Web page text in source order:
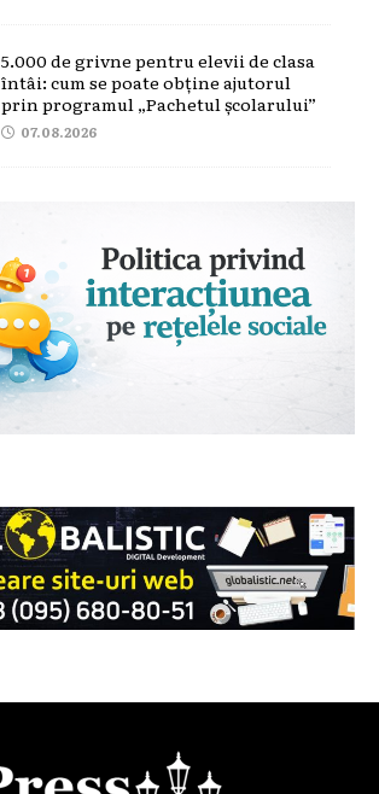
5.000 de grivne pentru elevii de clasa
întâi: cum se poate obține ajutorul
prin programul „Pachetul școlarului”
07.08.2026